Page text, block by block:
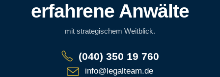
erfahrene Anwälte
mit strategischem Weitblick.
(040) 350 19 760
info@legalteam.de